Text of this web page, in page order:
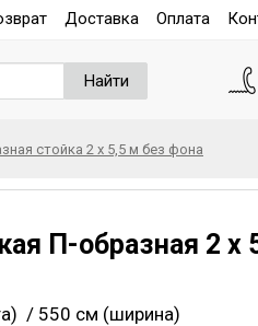
Доставка Оплата
Найти
стойка 2 х 5,5 м без фона
П-образная 2 х
/ 550 см (ширина)